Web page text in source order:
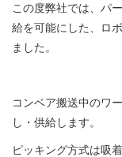
この度弊社では、パ
給を可能にした、ロ
ました。
コンベア搬送中のワ
し・供給します。
ピッキング方式は吸